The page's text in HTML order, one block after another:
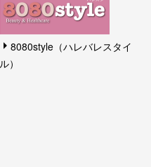
8080style（ハレバレスタイ
ル）